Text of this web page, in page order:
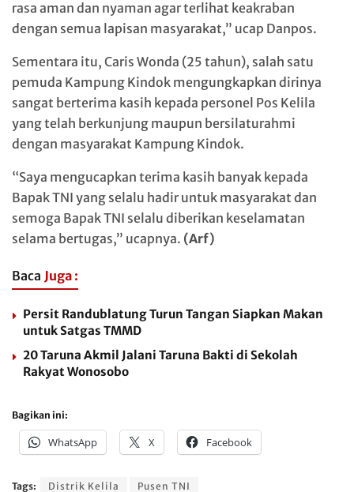
rasa aman dan nyaman agar terlihat keakraban
dengan semua lapisan masyarakat,” ucap Danpos.
Sementara itu, Caris Wonda (25 tahun), salah satu
pemuda Kampung Kindok mengungkapkan dirinya
sangat berterima kasih kepada personel Pos Kelila
yang telah berkunjung maupun bersilaturahmi
dengan masyarakat Kampung Kindok.
“Saya mengucapkan terima kasih banyak kepada
Bapak TNI yang selalu hadir untuk masyarakat dan
semoga Bapak TNI selalu diberikan keselamatan
selama bertugas,” ucapnya. (Arf)
Baca Juga :
Persit Randublatung Turun Tangan Siapkan Makan
untuk Satgas TMMD
20 Taruna Akmil Jalani Taruna Bakti di Sekolah
Rakyat Wonosobo
Bagikan ini:
WhatsApp X Facebook
Tags: Distrik Kelila
Pusen TNI